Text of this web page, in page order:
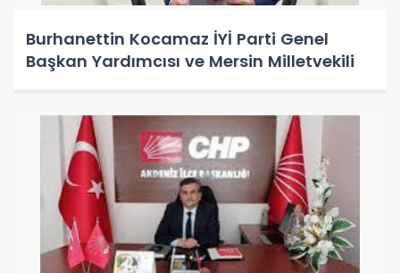
Burhanettin Kocamaz İYİ Parti Genel
Başkan Yardımcısı ve Mersin Milletvekili